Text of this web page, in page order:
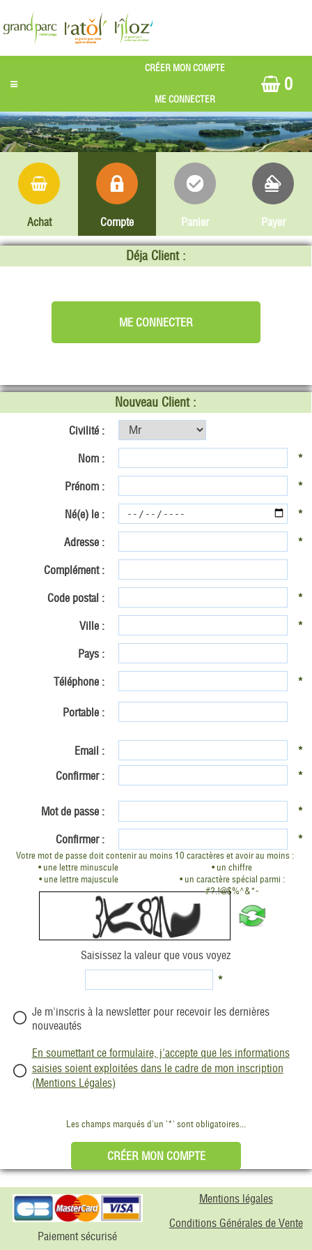
0
Achat Compte Panier Payer
Déja Client :
Nouveau Client :
Civilité :
Nom :
*
Prénom :
*
Né(e) le :
*
Adresse :
*
Complément :
Code postal :
*
Ville :
*
Pays :
Téléphone :
*
Portable :
Email :
*
Confirmer :
*
Mot de passe :
*
Confirmer :
*
Saisissez la valeur que vous voyez
*
Je m'inscris à la newsletter pour recevoir les dernières
nouveautés
En soumettant ce formulaire, j'accepte que les informations
saisies soient exploitées dans le cadre de mon inscription
(Mentions Légales)
Les champs marqués d'un '*' sont obligatoires...
Votre mot de passe doit contenir au moins 10 caractères et avoir au moins :
• une lettre minuscule
• un chiffre
• une lettre majuscule
• un caractère spécial parmi :
#?.!@$%^&*-
Paiement sécurisé
Mentions légales
Conditions Générales de Vente